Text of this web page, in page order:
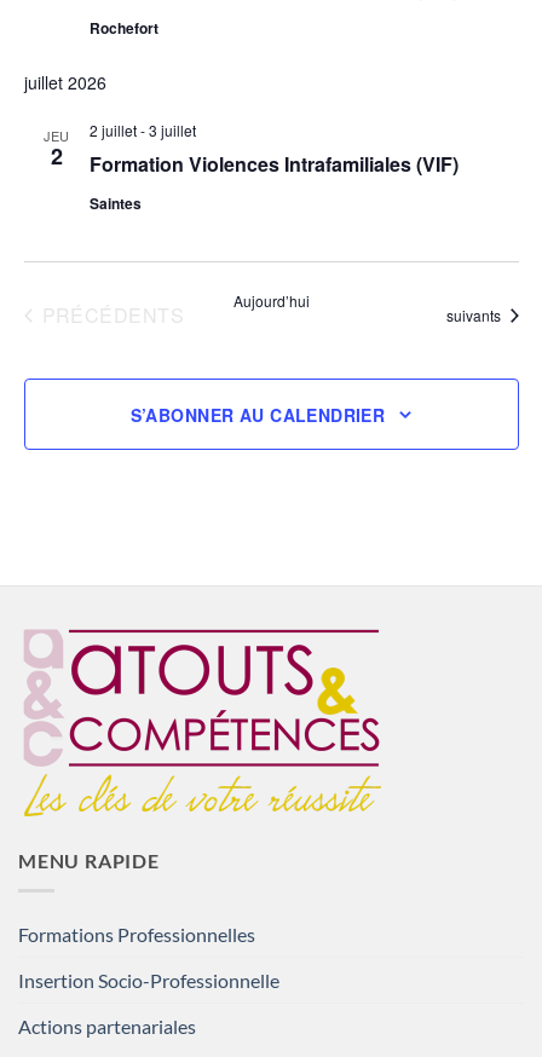
Rochefort
juillet 2026
JEU
2 Formation Violences Intrafamiliales (VIF)
2 juillet-3 juillet
Saintes
ÉVÈNEMENTS
PRÉCÉDENTS
Aujourd’hui
Évènements
suivants
S’ABONNER AU CALENDRIER
MENU RAPIDE
Formations Professionnelles
Insertion Socio-Professionnelle
Actions partenariales